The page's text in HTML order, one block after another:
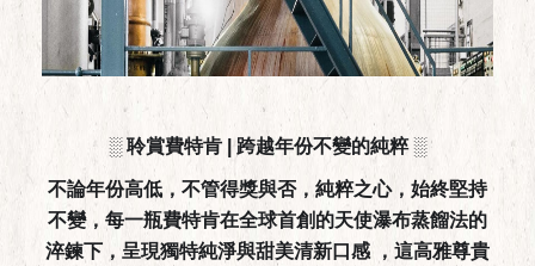
░ 聆賞費特肯 | 跨越年份不變的純粹 ░
不論年份高低，不管得獎與否，純粹之心，始終堅持
不變，每一瓶費特肯在全球首創的天使瀑布蒸餾法的
淬鍊下，呈現獨特純淨與甜美清新口感 ，這高雅尊貴